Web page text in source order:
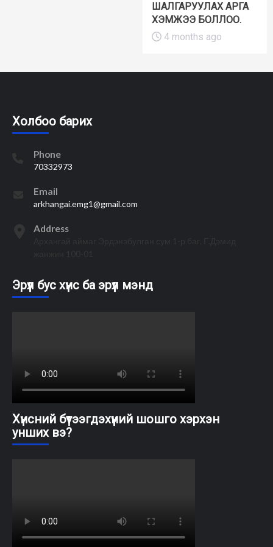
ШАЛГАРУУЛАХ АРГА
ХЭМЖЭЭ БОЛЛОО.
4 months ago
Холбоо барих
Phone
70332973
Email
arkhangai.emg1@gmail.com
Address
Эрүүл бус хүнс ба эрүүл мэнд
Хүнсний бүтээгдэхүүний шошго хэрхэн
унших вэ?